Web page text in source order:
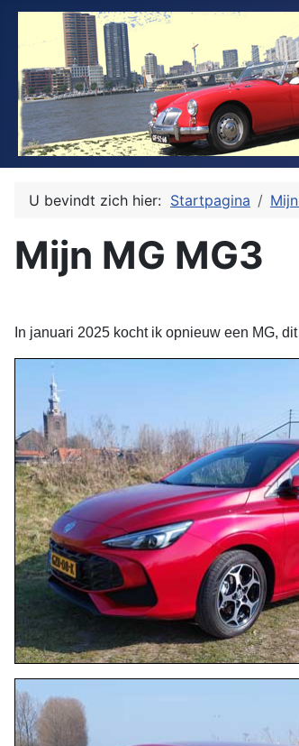
U bevindt zich hier: Startpagina
Mijn MG MG3
In januari 2025 kocht ik opnieuw een MG,